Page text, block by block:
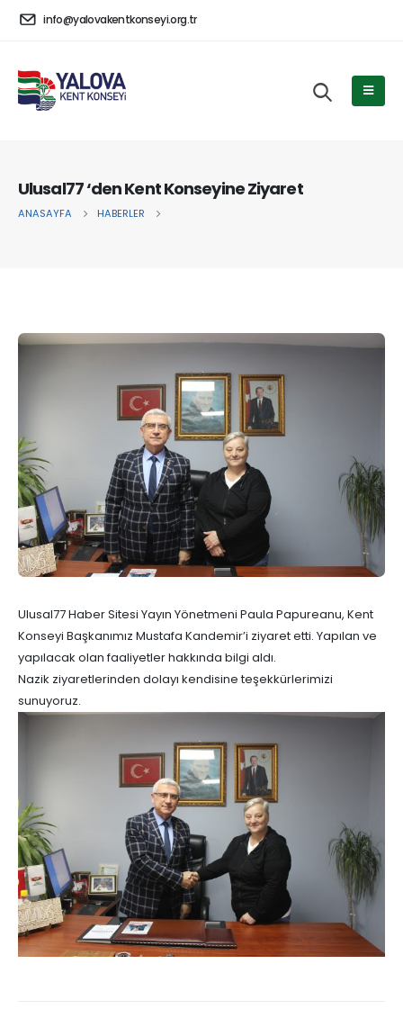
info@yalovakentkonseyi.org.tr
Ulusal77 ‘den Kent Konseyine Ziyaret
ANASAYFA HABERLER
Ulusal77 Haber Sitesi Yayın Yönetmeni Paula Papureanu, Kent
Konseyi Başkanımız Mustafa Kandemir’i ziyaret etti. Yapılan ve
yapılacak olan faaliyetler hakkında bilgi aldı.
Nazik ziyaretlerinden dolayı kendisine teşekkürlerimizi
sunuyoruz.